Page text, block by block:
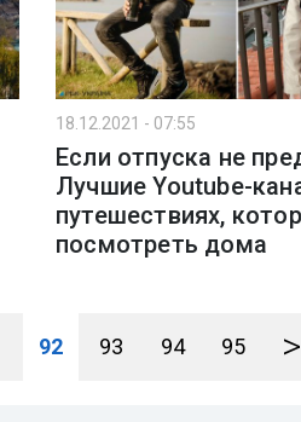
18.12.2021 - 07:55
Если отпуска не
Лучшие Youtube-
путешествиях,
посмотреть дома
92 93 94 95 >